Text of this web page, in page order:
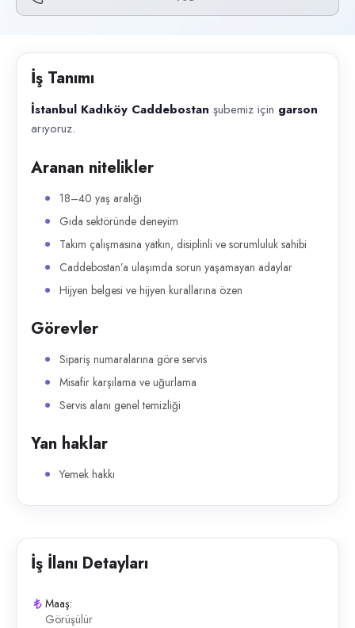
Başvuru kanalları
İlan açıklaması
İş Tanımı
İstanbul Kadıköy Caddebostan şubemiz için garson
arıyoruz.
Aranan nitelikler
18–40 yaş aralığı
Gıda sektöründe deneyim
Takım çalışmasına yatkın, disiplinli ve sorumluluk sahibi
Caddebostan’a ulaşımda sorun yaşamayan adaylar
Hijyen belgesi ve hijyen kurallarına özen
Görevler
Sipariş numaralarına göre servis
Misafir karşılama ve uğurlama
Servis alanı genel temizliği
Yan haklar
Yemek hakkı
İş İlanı Detayları
Maaş:
Görüşülür